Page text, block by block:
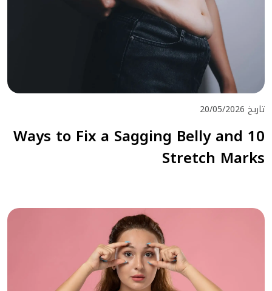
تاريخ 20/05/2026
10 Ways to Fix a Sagging Belly and
Stretch Marks